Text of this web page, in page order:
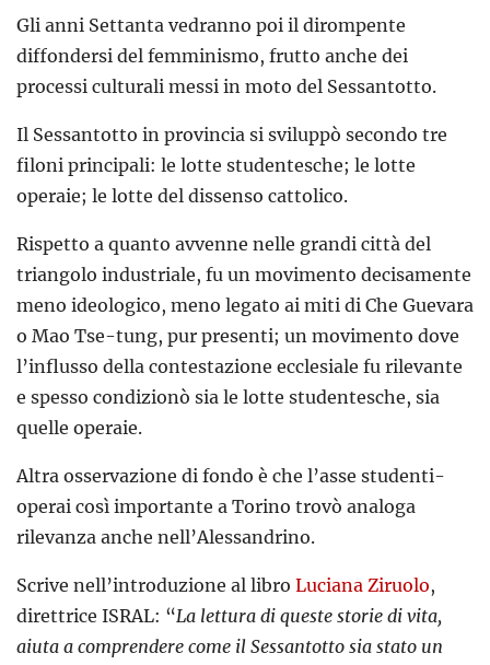
Gli anni Settanta vedranno poi il dirompente
diffondersi del femminismo, frutto anche dei
processi culturali messi in moto del Sessantotto.
Il Sessantotto in provincia si sviluppò secondo tre
filoni principali: le lotte studentesche; le lotte
operaie; le lotte del dissenso cattolico.
Rispetto a quanto avvenne nelle grandi città del
triangolo industriale, fu un movimento decisamente
meno ideologico, meno legato ai miti di Che Guevara
o Mao Tse-tung, pur presenti; un movimento dove
l’influsso della contestazione ecclesiale fu rilevante
e spesso condizionò sia le lotte studentesche, sia
quelle operaie.
Altra osservazione di fondo è che l’asse studenti-
operai così importante a Torino trovò analoga
rilevanza anche nell’Alessandrino.
Scrive nell’introduzione al libro Luciana Ziruolo,
direttrice ISRAL: “La lettura di queste storie di vita,
aiuta a comprendere come il Sessantotto sia stato un